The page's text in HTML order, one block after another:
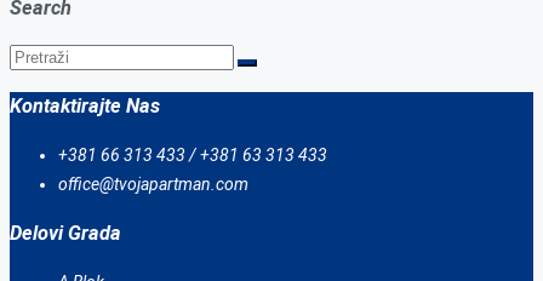
Search
Kontaktirajte Nas
+381 66 313 433 / +381 63 313 433
office@tvojapartman.com
Delovi Grada